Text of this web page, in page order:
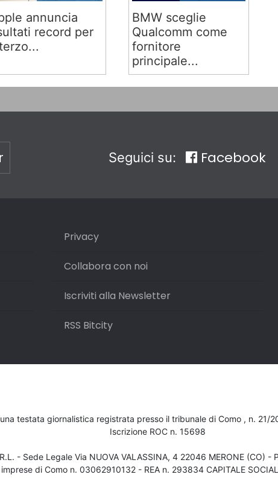
annuncia
record per
BMW sceglie
Qualcomm come
fornitore
principale...
Seguici su: Facebook
Privacy
Collabora con noi
Iscriviti alla Newsletter
RSS Bitcity
testata giornalistica registrata presso il tribunale di Como , n. 21/
Iscrizione ROC n. 15698
- Sede Legale Via NUOVA VALASSINA, 4 22046 MERONE (CO) -
di Como n. 03062910132 - REA n. 293834 CAPITALE